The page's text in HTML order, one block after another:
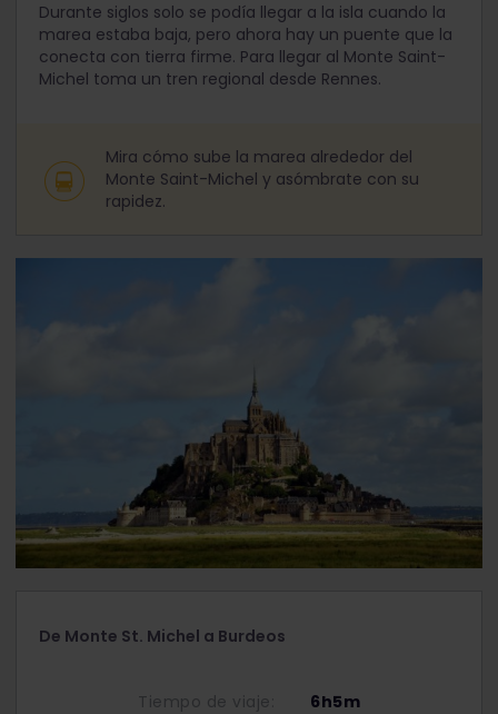
Durante siglos solo se podía llegar a la isla cuando la
marea estaba baja, pero ahora hay un puente que la
conecta con tierra firme. Para llegar al Monte Saint-
Michel toma un tren regional desde Rennes.
Mira cómo sube la marea alrededor del
Monte Saint-Michel y asómbrate con su
rapidez.
De Monte St. Michel a Burdeos
Tiempo de viaje:
6h5m